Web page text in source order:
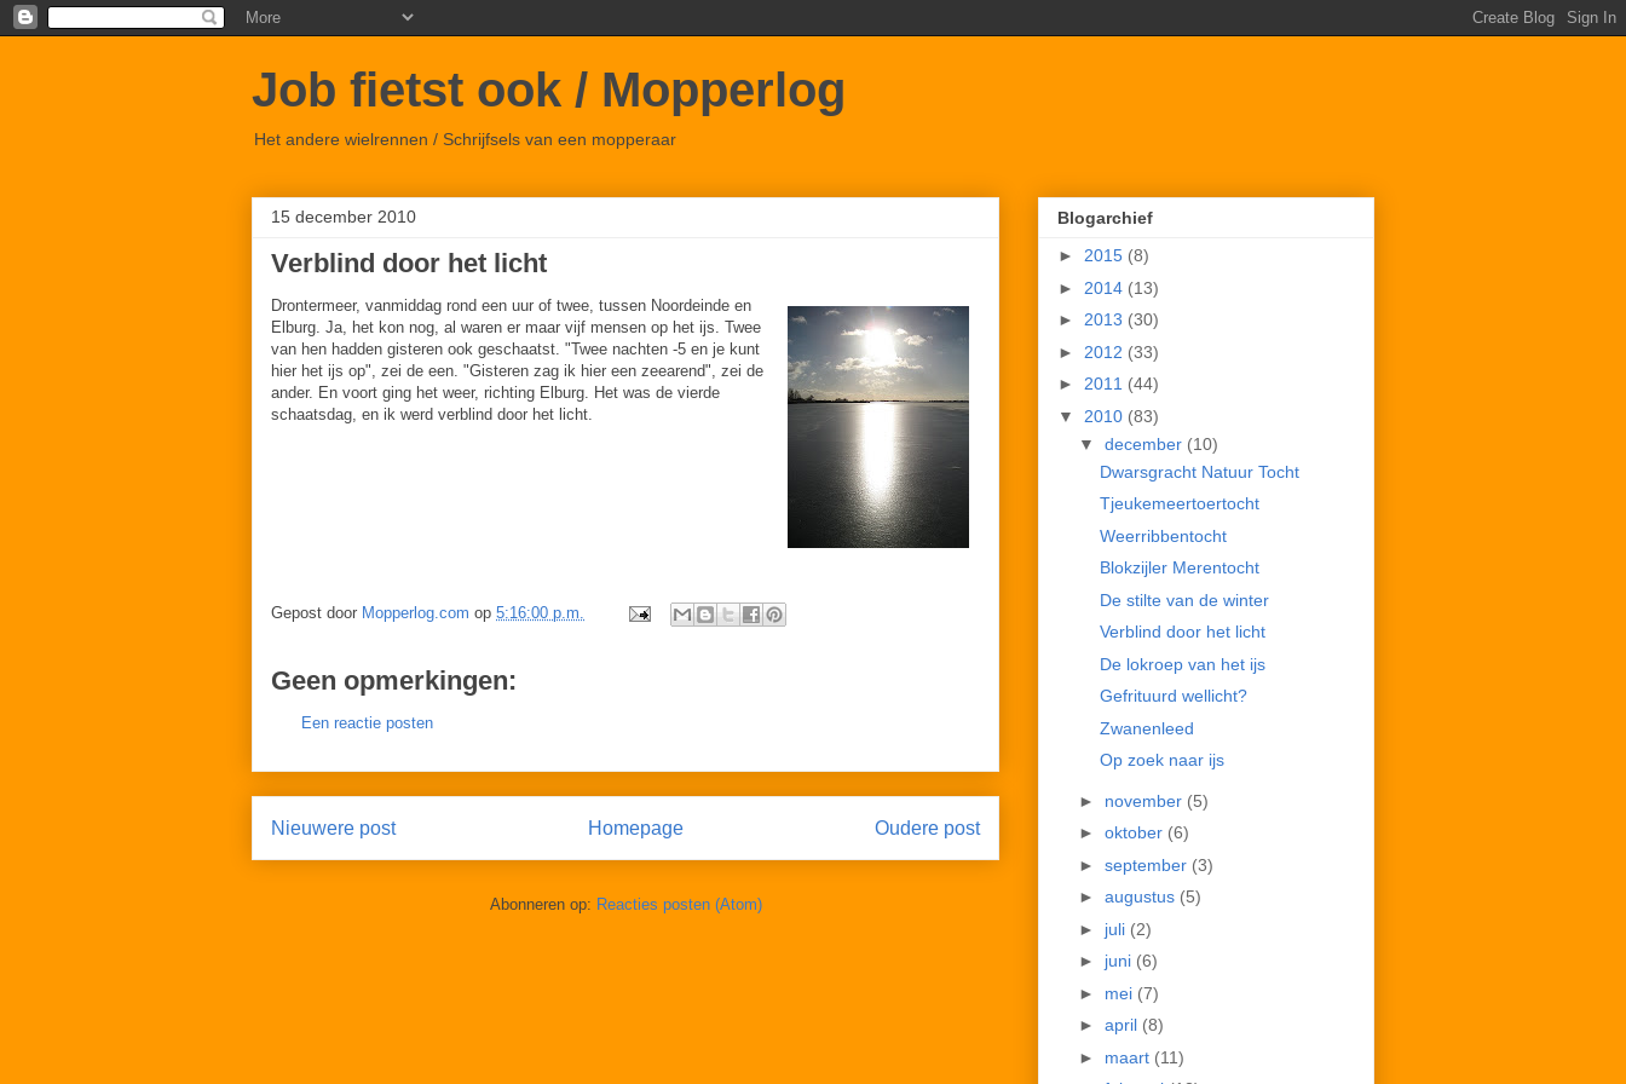
Job fietst ook / Mopperlog
Het andere wielrennen / Schrijfsels van een mopperaar
15 december 2010
Verblind door het licht
Drontermeer, vanmiddag rond een uur of twee, tussen Noordeinde en
Elburg. Ja, het kon nog, al waren er maar vijf mensen op het ijs. Twee
van hen hadden gisteren ook geschaatst. "Twee nachten -5 en je kunt
hier het ijs op", zei de een. "Gisteren zag ik hier een zeearend", zei de
ander. En voort ging het weer, richting Elburg. Het was de vierde
schaatsdag, en ik werd verblind door het licht.
Gepost door Mopperlog.com op 5:16:00 p.m.
Geen opmerkingen:
Een reactie posten
Nieuwere post Oudere post
Homepage
Abonneren op: Reacties posten (Atom)
Blogarchief
► 2015 (8)
► 2014 (13)
► 2013 (30)
► 2012 (33)
► 2011 (44)
▼ 2010 (83)
▼ december (10)
Dwarsgracht Natuur Tocht
Tjeukemeertoertocht
Weerribbentocht
Blokzijler Merentocht
De stilte van de winter
Verblind door het licht
De lokroep van het ijs
Gefrituurd wellicht?
Zwanenleed
Op zoek naar ijs
► november (5)
► oktober (6)
► september (3)
► augustus (5)
► juli (2)
► juni (6)
► mei (7)
► april (8)
► maart (11)